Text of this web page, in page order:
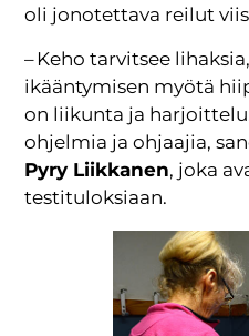
oli jonotettava reilut
– Keho tarvitsee
ikääntymisen myötä
on liikunta ja
ohjelmia ja ohjaajia,
Pyry Liikkanen, joka
testituloksiaan.